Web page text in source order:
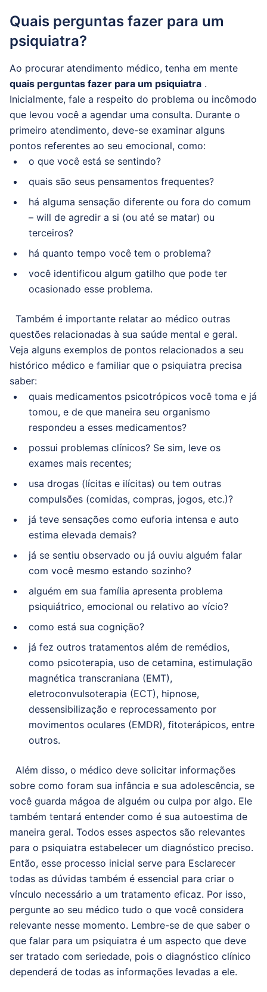
Quais perguntas fazer para um
psiquiatra?
Ao procurar atendimento médico, tenha em mente
quais perguntas fazer para um psiquiatra .
Inicialmente, fale a respeito do problema ou incômodo
que levou você a agendar uma consulta. Durante o
primeiro atendimento, deve-se examinar alguns
pontos referentes ao seu emocional, como:
o que você está se sentindo?
quais são seus pensamentos frequentes?
há alguma sensação diferente ou fora do comum
– will de agredir a si (ou até se matar) ou
terceiros?
há quanto tempo você tem o problema?
você identificou algum gatilho que pode ter
ocasionado esse problema.
Também é importante relatar ao médico outras
questões relacionadas à sua saúde mental e geral.
Veja alguns exemplos de pontos relacionados a seu
histórico médico e familiar que o psiquiatra precisa
saber:
quais medicamentos psicotrópicos você toma e já
tomou, e de que maneira seu organismo
respondeu a esses medicamentos?
possui problemas clínicos? Se sim, leve os
exames mais recentes;
usa drogas (lícitas e ilícitas) ou tem outras
compulsões (comidas, compras, jogos, etc.)?
já teve sensações como euforia intensa e auto
estima elevada demais?
já se sentiu observado ou já ouviu alguém falar
com você mesmo estando sozinho?
alguém em sua família apresenta problema
psiquiátrico, emocional ou relativo ao vício?
como está sua cognição?
já fez outros tratamentos além de remédios,
como psicoterapia, uso de cetamina, estimulação
magnética transcraniana (EMT),
eletroconvulsoterapia (ECT), hipnose,
dessensibilização e reprocessamento por
movimentos oculares (EMDR), fitoterápicos, entre
outros.
Além disso, o médico deve solicitar informações
sobre como foram sua infância e sua adolescência, se
você guarda mágoa de alguém ou culpa por algo. Ele
também tentará entender como é sua autoestima de
maneira geral. Todos esses aspectos são relevantes
para o psiquiatra estabelecer um diagnóstico preciso.
Então, esse processo inicial serve para Esclarecer
todas as dúvidas também é essencial para criar o
vínculo necessário a um tratamento eficaz. Por isso,
pergunte ao seu médico tudo o que você considera
relevante nesse momento. Lembre-se de que saber o
que falar para um psiquiatra é um aspecto que deve
ser tratado com seriedade, pois o diagnóstico clínico
dependerá de todas as informações levadas a ele.